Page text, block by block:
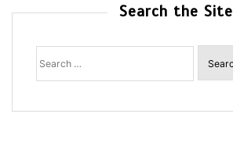
Search the Site
Search
for: